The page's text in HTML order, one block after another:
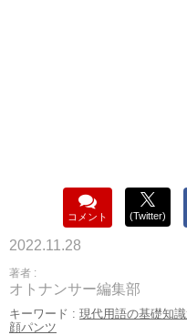
コメント (Twitter)
2022.11.28
著者 :
オトナンサー編集部
キーワード : 現代用語の基礎知
顔パンツ